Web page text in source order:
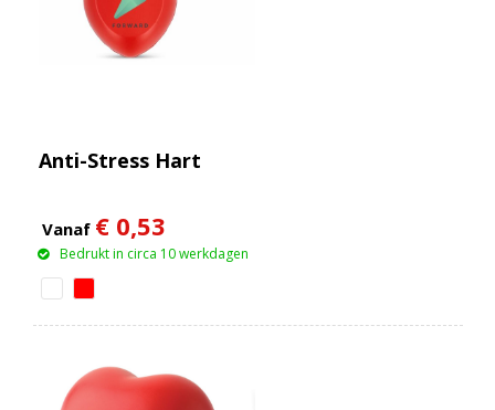
Anti-Stress Hart
Vanaf € 0,53
Bedrukt in circa 10 werkdagen